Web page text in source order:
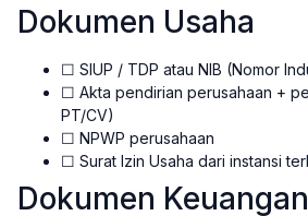
Dokumen Usaha
☐ SIUP / TDP atau NIB (Nomor
☐ Akta pendirian perusahaan +
PT/CV)
☐ NPWP perusahaan
☐ Surat Izin Usaha dari instansi
Dokumen